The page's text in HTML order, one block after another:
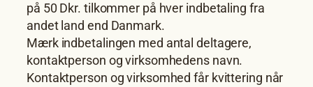
på 50 Dkr. tilkommer på hver indbetaling fra
andet land end Danmark.
Mærk indbetalingen med antal deltagere,
kontaktperson og virksomhedens navn.
Kontaktperson og virksomhed får kvittering når